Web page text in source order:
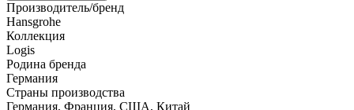
Производитель/бренд
Hansgrohe
Коллекция
Logis
Родина бренда
Германия
Страны производства
Германия, Франция, США, Китай